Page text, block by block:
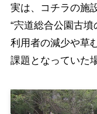
実は、コチラの施
“宍道総合公園古墳
利用者の減少や草
課題となっていた